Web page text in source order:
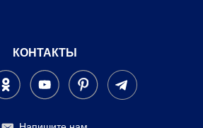
КОНТАКТЫ